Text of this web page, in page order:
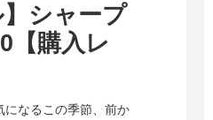
】シャープ
【購入レ
になるこの季節、前か